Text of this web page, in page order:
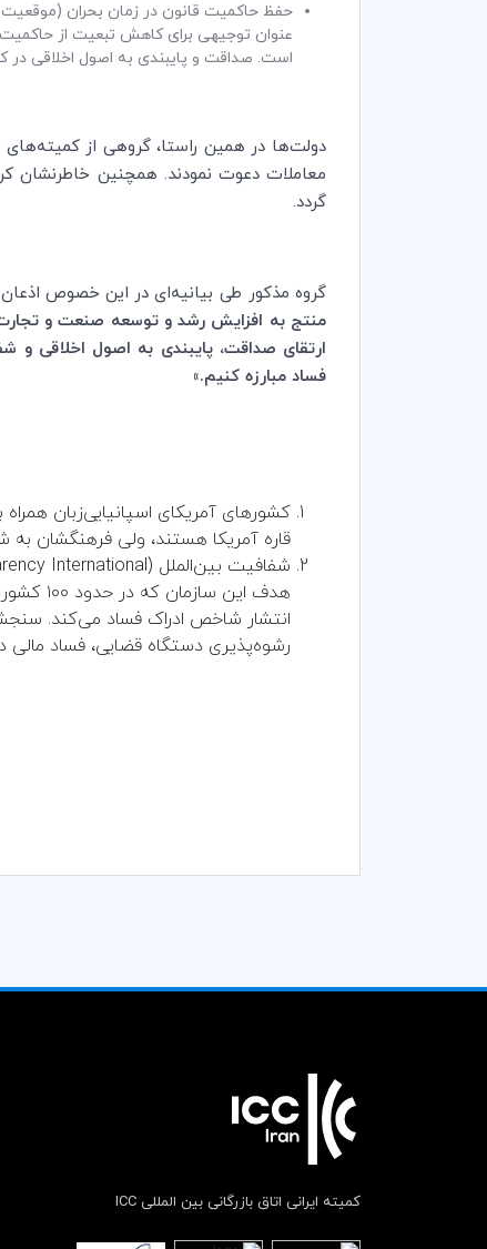
حفظ حاکمیت قانون در زمان بحران (موقعیت
عنوان توجیهی برای کاهش تبعیت از حاکمیت
است. صداقت و پایبندی به اصول اخلاقی
دولت‌ها در همین راستا، گروهی از کمیته‌­های
معاملات دعوت نمودند. همچنین خاطرنشان
گردد.
گروه مذکور طی بیانیه‌ای در این ‌خصوص
منتج به افزایش رشد و توسعه صنعت و تجارت
ارتقای صداقت، پایبندی به اصول اخلاقی
فساد مبارزه کنیم.»
کشورهای آمریکای اسپانیایی‌زبان
قاره آمریکا هستند، ولی فرهنگشان به
شفافیت بین‌الملل (International
هدف
انتشار شاخص ادراک فساد می‌کند.
رشوه‌‌پذیری دستگاه قضایی، فساد مالی
کمیته ایرانی اتاق بازرگانی بین المللی ICC